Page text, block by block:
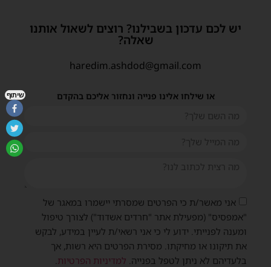
יש לכם עדכון בשבילנו? רוצים לשאול אותנו
שאלה?
haredim.ashdod@gmail.com
או שילחו אלינו פנייה ונחזור אליכם בהקדם
אני מאשר/ת כי הפרטים שמסרתי יישמרו במאגר של
"אמפסיס" (מפעילת אתר "חרדים אשדוד") לצורך טיפול
ומענה לפנייתי. ידוע לי כי אני רשאי/ת לעיין במידע, לבקש
את תיקונו או מחיקתו. מסירת הפרטים היא רשות, אך
בלעדיהם לא ניתן לטפל בפנייה. למדיניות הפרטיות
שיתוף